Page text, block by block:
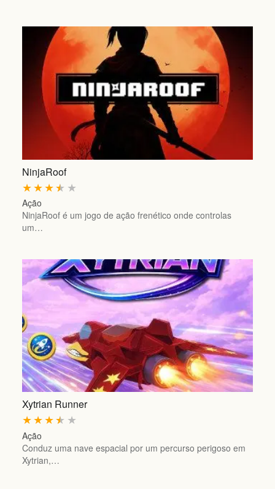
NinjaRoof
★
★
★
★
★
Ação
NinjaRoof é um jogo de ação frenético onde controlas
um…
Xytrian Runner
★
★
★
★
★
Ação
Conduz uma nave espacial por um percurso perigoso em
Xytrian,…